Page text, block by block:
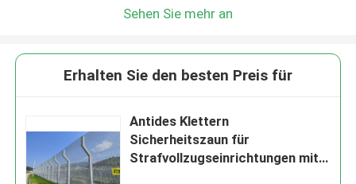
Sehen Sie mehr an
Erhalten Sie den besten Preis für
Antides Klettern
Sicherheitszaun für
Strafvollzugseinrichtungen mit